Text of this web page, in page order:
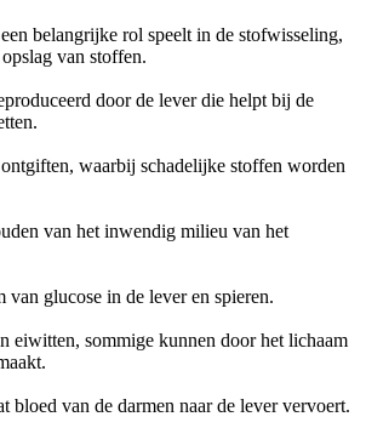
belangrijke rol speelt in de stofwisseling,
van stoffen.
door de lever die helpt bij de
waarbij schadelijke stoffen worden
van het inwendig milieu van het
van glucose in de lever en spieren.
eiwitten, sommige kunnen door het lichaam
bloed van de darmen naar de lever vervoert.